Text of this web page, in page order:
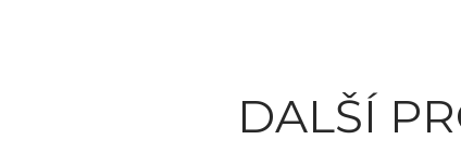
DALŠÍ